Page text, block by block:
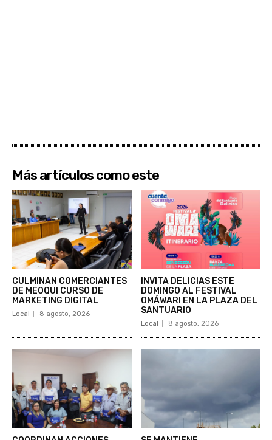
Más artículos como este
CULMINAN COMERCIANTES
DE MEOQUI CURSO DE
MARKETING DIGITAL
Local 8 agosto, 2026
INVITA DELICIAS ESTE
DOMINGO AL FESTIVAL
OMÁWARI EN LA PLAZA DEL
SANTUARIO
Local 8 agosto, 2026